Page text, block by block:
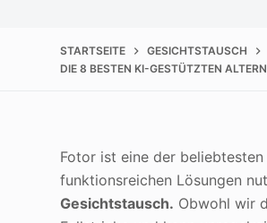
STARTSEITE
GESICHTSTAUSCH
DIE 8 BESTEN KI-GESTÜTZTEN
Fotor ist eine der
funktionsreichen Lösungen
Gesichtstausch. Obwohl wir